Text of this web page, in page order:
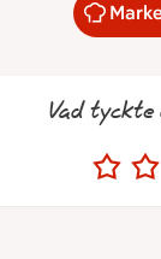
Vad tyckte